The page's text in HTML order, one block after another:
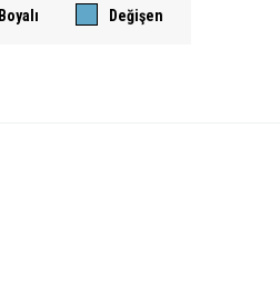
Boyalı Değişen